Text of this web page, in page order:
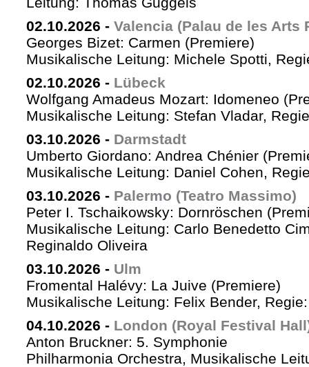
02.10.2026 - Valencia (Palau de les Arts
Georges Bizet: Carmen (Premiere)
Musikalische Leitung: Michele Spotti,
02.10.2026 - Lübeck
Wolfgang Amadeus Mozart: Idomeneo
Musikalische Leitung: Stefan Vladar,
03.10.2026 - Darmstadt
Umberto Giordano: Andrea Chénier
Musikalische Leitung: Daniel Cohen,
03.10.2026 - Palermo (Teatro Massimo)
Peter I. Tschaikowsky: Dornröschen
Musikalische Leitung: Carlo Benedetto
Reginaldo Oliveira
03.10.2026 - Ulm
Fromental Halévy: La Juive (Premiere)
Musikalische Leitung: Felix Bender,
04.10.2026 - London (Royal Festival
Anton Bruckner: 5. Symphonie
Philharmonia Orchestra, Musikalische